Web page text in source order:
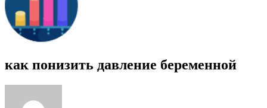
как понизить давление беременной